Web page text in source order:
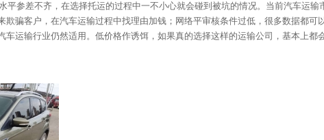
平参差不齐，在选择托运的过程中一不小心就会碰到被坑的情况。当前汽车运输
欺骗客户，在汽车运输过程中找理由加钱；网络平审核条件过低，很多数据都可
运输行业仍然适用。低价格作诱饵，如果真的选择这样的运输公司，基本上都